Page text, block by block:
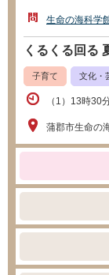
生命の海科学
くるくる回る
子育て 文化・
（1）13時
蒲郡市生命の